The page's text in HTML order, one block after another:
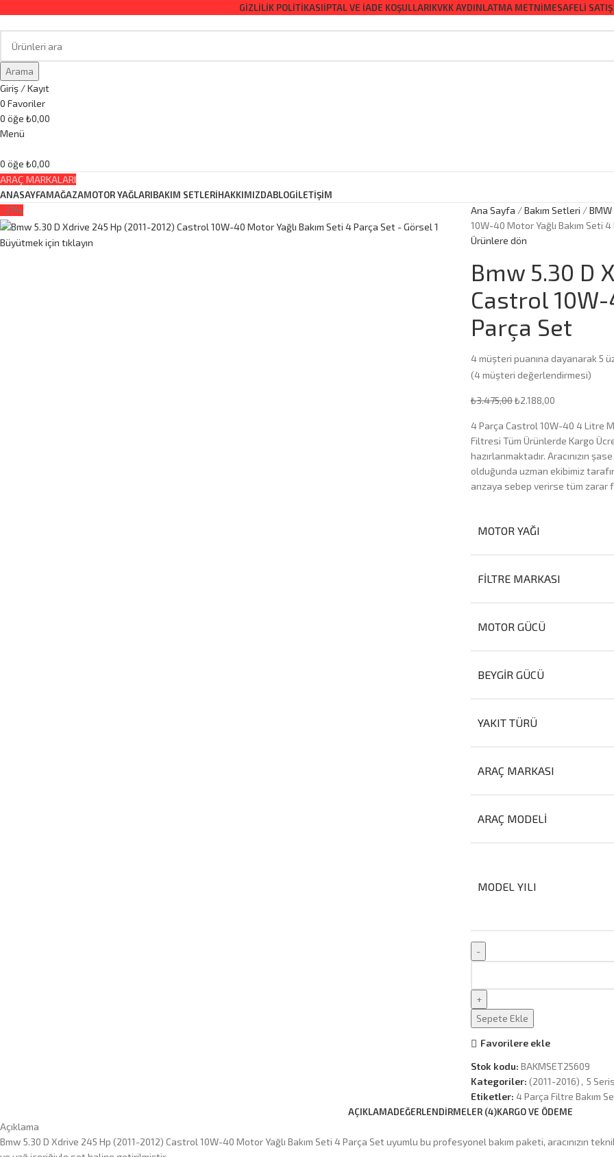
GIZLILIK POLITIKASIİPTAL VE İADE KOŞULLARIKVKK AYDINLATMA METNIMESAFELI
Arama
Giriş / Kayıt
0 Favoriler
0 öğe ₺0,00
Menü
0 öğe ₺0,00
ARAÇ MARKALARI
ANASAYFAMAĞAZAMOTOR YAĞLARIBAKIM SETLERİHAKKIMIZDABLOGİLETİŞİM
-37%
Büyütmek için tıklayın
Ana Sayfa Bakım Setleri BMW
10W-40 Motor Yağlı Bakım Seti
Ürünlere dön
Bmw 5.30 D
Castrol 10W-
Parça Set
4müşteri puanına dayanarak 5
(4müşteri değerlendirmesi)
₺3.475,00₺2.188,00
4 Parça Castrol 10W-40 4 Litre
Filtresi Tüm Ürünlerde Kargo
hazırlanmaktadır. Aracınızın
olduğunda uzman ekibimiz
arızaya sebep verirse tüm zarar
MOTOR YAĞI
FILTRE MARKASI
MOTOR GÜCÜ
BEYGIR GÜCÜ
YAKIT TÜRÜ
ARAÇ MARKASI
ARAÇ MODELI
MODEL YILI
Sepete Ekle
Favorilere ekle
Stok kodu: BAKMSET25609
Kategoriler: (2011-2016) , 5
Etiketler: 4 Parça Filtre Bakım
AÇIKLAMADEĞERLENDIRMELER (4)KARGO VE ÖDEME
Açıklama
Bmw 5.30 D Xdrive 245 Hp (2011-2012) Castrol 10W-40 Motor Yağlı Bakım Seti 4 Parça Set uyumlu bu profesyonel bakım paketi, aracınızın